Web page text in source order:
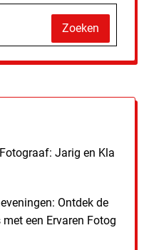
Zoeken
Jarig en Kla
Ontdek de
een Ervaren Fotog